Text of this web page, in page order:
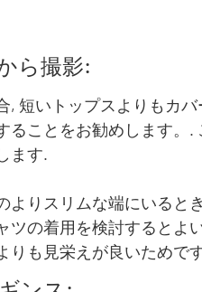
ら撮影:
, 短いトップスよりもカ
ることをお勧めします。.
ます.
よりスリムな端にいると
ツの着用を検討するとよ
りも見栄えが良いためで